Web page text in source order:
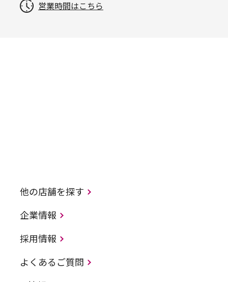
営業時間はこちら
他の店舗を探す
企業情報
採用情報
よくあるご質問